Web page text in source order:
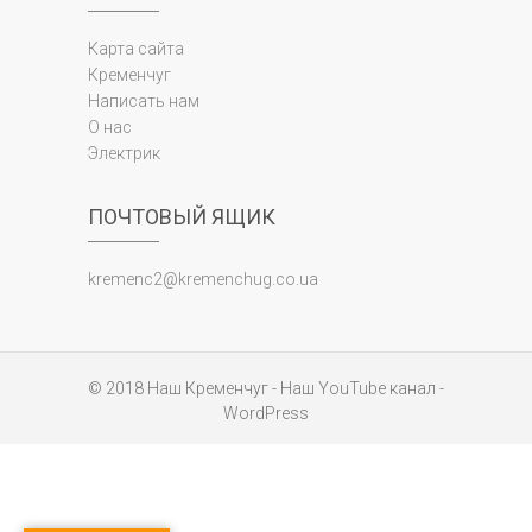
Карта сайта
Кременчуг
Написать нам
О нас
Электрик
ПОЧТОВЫЙ ЯЩИК
kremenc2@kremenchug.co.ua
© 2018 Наш Кременчуг- Наш YouTube канал -
WordPress